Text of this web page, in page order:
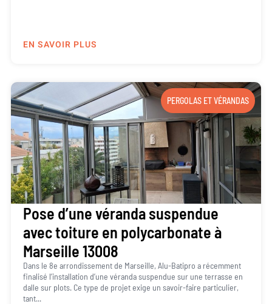
EN SAVOIR PLUS
PERGOLAS ET VÉRANDAS
Pose d’une véranda suspendue
avec toiture en polycarbonate à
Marseille 13008
Dans le 8e arrondissement de Marseille, Alu-Batipro a récemment
finalisé l’installation d’une véranda suspendue sur une terrasse en
dalle sur plots. Ce type de projet exige un savoir-faire particulier,
tant...